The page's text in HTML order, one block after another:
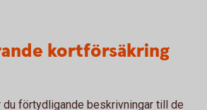
kortförsäkring
du förtydligande beskrivningar till de